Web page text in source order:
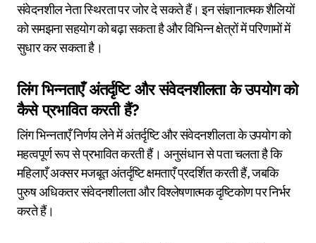
संवेदनशील नेता स्थिरता पर जोर दे सकते हैं। इन संज्ञानात्मक शैलियों
को समझना सहयोग को बढ़ा सकता है और विभिन्न क्षेत्रों में परिणामों में
सुधार कर सकता है।
लिंग भिन्नताएँ अंतर्दृष्टि और संवेदनशीलता के उपयोग को
कैसे प्रभावित करती हैं?
लिंग भिन्नताएँ निर्णय लेने में अंतर्दृष्टि और संवेदनशीलता के उपयोग को
महत्वपूर्ण रूप से प्रभावित करती हैं। अनुसंधान से पता चलता है कि
महिलाएँ अक्सर मजबूत अंतर्दृष्टि क्षमताएँ प्रदर्शित करती हैं, जबकि
पुरुष अधिकतर संवेदनशीलता और विश्लेषणात्मक दृष्टिकोण पर निर्भर
करते हैं।